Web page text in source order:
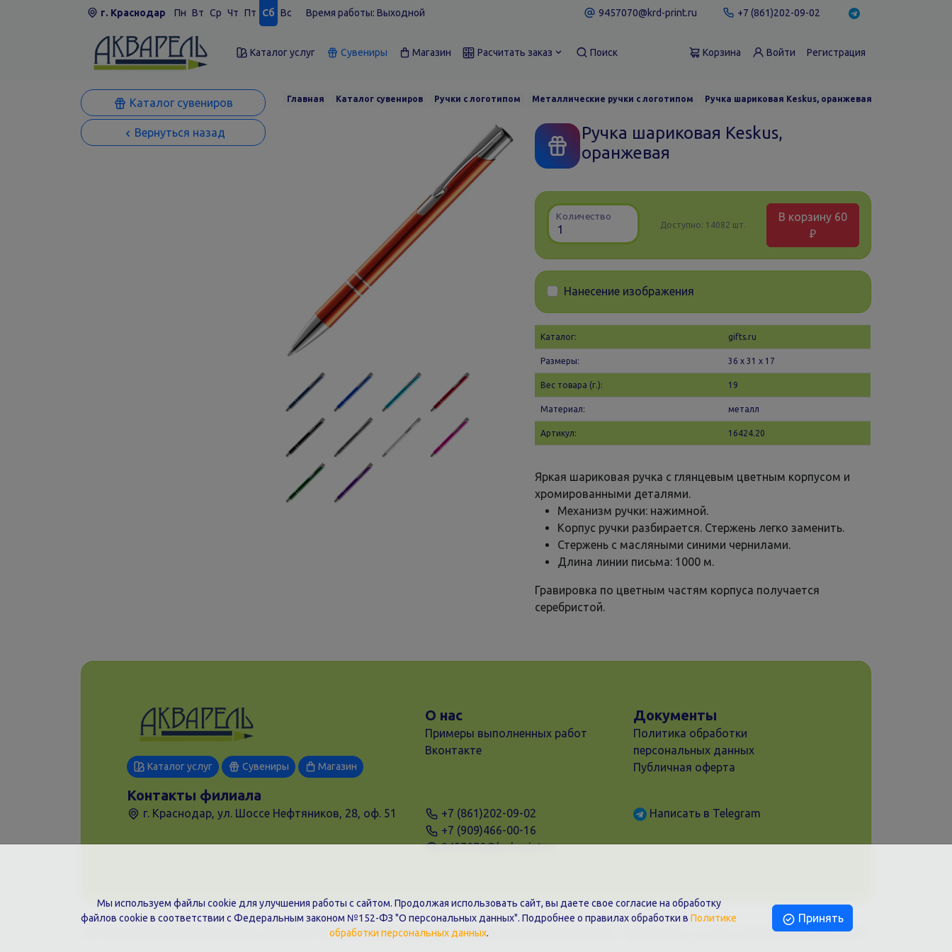
г. Краснодар Пн Вт Ср Чт Пт Сб Вс Время работы: Выходной 9457070@krd-print.ru +7 (861)202-09-02
Каталог услуг Сувениры Магазин Расчитать заказ Поиск Корзина Войти Регистрация
Каталог сувениров
Вернуться назад
Главная Каталог сувениров Ручки с логотипом Металлические ручки с логотипом Ручка шариковая Keskus, оранжевая
Ручка шариковая Keskus,
оранжевая
Количество
Доступно: 14082 шт.
В корзину 60
₽
Нанесение изображения
Каталог: gifts.ru
Размеры: 36 х 31 x 17
Вес товара (г.): 19
Материал: металл
Артикул: 16424.20
Яркая шариковая ручка с глянцевым цветным корпусом и
хромированными деталями.
Механизм ручки: нажимной.
Корпус ручки разбирается. Стержень легко заменить.
Стержень с масляными синими чернилами.
Длина линии письма: 1000 м.
Гравировка по цветным частям корпуса получается
серебристой.
Каталог услуг Сувениры Магазин
О нас
Примеры выполненных работ
Вконтакте
Документы
Политика обработки
персональных данных
Публичная оферта
Контакты филиала
г. Краснодар, ул. Шоссе Нефтяников, 28, оф. 51
+7 (861)202-09-02
+7 (909)466-00-16
9457070@krd-print.ru
Написать в Telegram
ИП Гончарова Нина Николаевна, ИНН: ИНН 231203775909, Юр.адрес: 350051, Краснодарский край, г. Краснодар, ул. Шоссе Нефтяников, 28, оф.51
Мы используем файлы cookie для улучшения работы с сайтом. Продолжая использовать сайт, вы даете свое согласие на обработку
файлов cookie в соответствии с Федеральным законом №152-ФЗ "О персональных данных". Подробнее о правилах обработки в Политике
обработки персональных данных.
Принять